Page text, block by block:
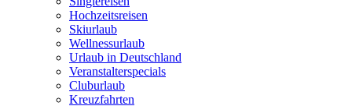
Hochzeitsreisen
Skiurlaub
Wellnessurlaub
Urlaub in Deutschland
Veranstalterspecials
Cluburlaub
Kreuzfahrten